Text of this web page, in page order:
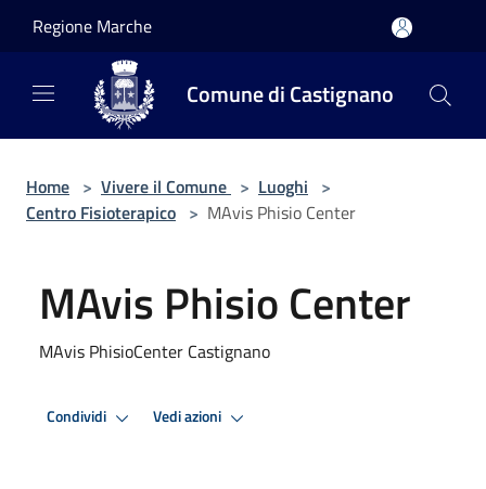
Regione Marche
Comune di Castignano
Home > Vivere il Comune > Luoghi >
Centro Fisioterapico > MAvis Phisio Center
MAvis Phisio Center
MAvis PhisioCenter Castignano
Condividi Vedi azioni